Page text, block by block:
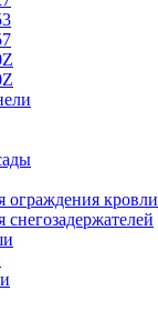
кровли